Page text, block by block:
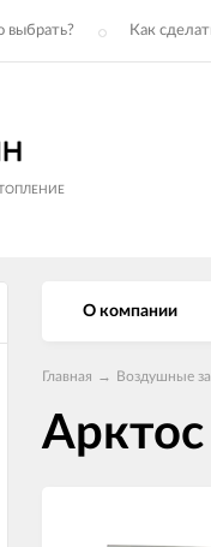
выбрать? Как
О компании
Главная → Воздушные
Арктос